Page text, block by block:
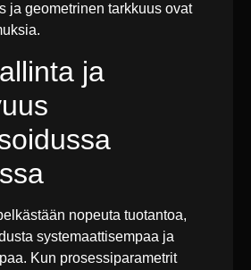
ja geometrinen tarkkuus ovat
ja
nopeuta tuotantoa,
systemaattisempaa ja
Kun prosessiparametrit